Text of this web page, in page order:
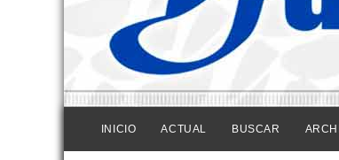
INICIO ACTUAL BUSCAR